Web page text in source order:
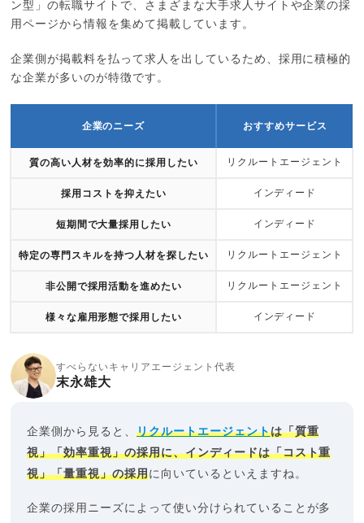
ン型」の転職サイトで、さまざまな大手求人サイトや企業の採
用ページから情報を集めて掲載しています。
企業側が掲載料を払って求人を出しているため、採用に積極的
な企業が多いのが特徴です。
企業のニーズ おすすめサービス
質の高い人材を効率的に採用したい リクルートエージェント
採用コストを抑えたい インディード
短期間で大量採用したい インディード
特定の専門スキルを持つ人材を探したい リクルートエージェント
非公開で採用活動を進めたい リクルートエージェント
様々な雇用形態で採用したい インディード
すべらないキャリアエージェント代表
末永雄大
企業側から見ると、リクルートエージェントは「質重
視」「効率重視」の採用に、インディードは「コスト重
視」「量重視」の採用に向いているといえますね。
企業の採用ニーズによって使い分けられていることが多